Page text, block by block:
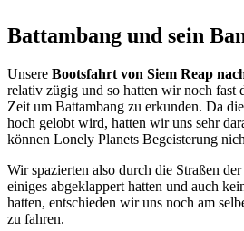
Battambang und sein
Unsere Bootsfahrt von Siem Reap
relativ zügig und so hatten wir noch fast
Zeit um Battambang zu erkunden. Da
hoch gelobt wird, hatten wir uns sehr
können Lonely Planets Begeisterung
Wir spazierten also durch die Straßen
einiges abgeklappert hatten und auch
hatten, entschieden wir uns noch am
zu fahren.